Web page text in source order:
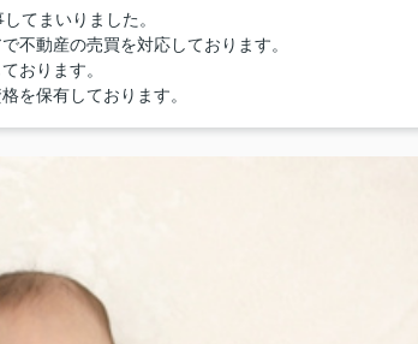
てまいりました。
不動産の売買を対応しております。
おります。
を保有しております。